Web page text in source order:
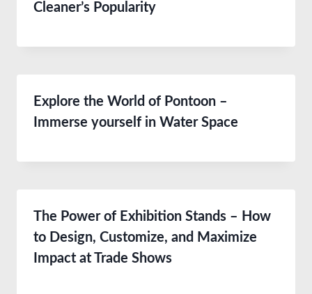
Cleaner’s Popularity
Explore the World of Pontoon –
Immerse yourself in Water Space
The Power of Exhibition Stands – How
to Design, Customize, and Maximize
Impact at Trade Shows